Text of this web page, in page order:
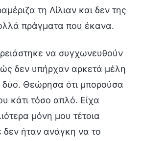
τη Λίλιαν και δεν της
πράγματα που έκανα.
να συγχωνευθούν
δεν υπήρχαν αρκετά μέλη
δύο. Θεώρησα ότι μπορούσα
κάτι τόσο απλό. Είχα
μόνη μου τέτοια
δεν ήταν ανάγκη να το